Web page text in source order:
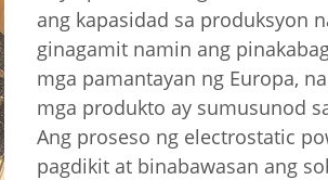
ang kapasidad sa produksyon
ginagamit namin ang
mga pamantayan ng Europa,
mga produkto ay sumusunod
Ang proseso ng electrostatic
pagdikit at binabawasan ang